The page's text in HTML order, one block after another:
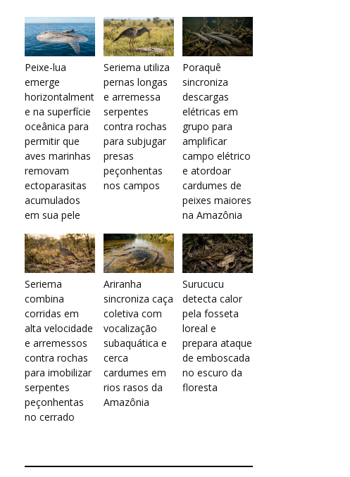
Peixe-lua
emerge
horizontalment
e na superfície
oceânica para
permitir que
aves marinhas
removam
ectoparasitas
acumulados
em sua pele
Seriema utiliza
pernas longas
e arremessa
serpentes
contra rochas
para subjugar
presas
peçonhentas
nos campos
Poraquê
sincroniza
descargas
elétricas em
grupo para
amplificar
campo elétrico
e atordoar
cardumes de
peixes maiores
na Amazônia
Seriema
combina
corridas em
alta velocidade
e arremessos
contra rochas
para imobilizar
serpentes
peçonhentas
no cerrado
Ariranha
sincroniza caça
coletiva com
vocalização
subaquática e
cerca
cardumes em
rios rasos da
Amazônia
Surucucu
detecta calor
pela fosseta
loreal e
prepara ataque
de emboscada
no escuro da
floresta